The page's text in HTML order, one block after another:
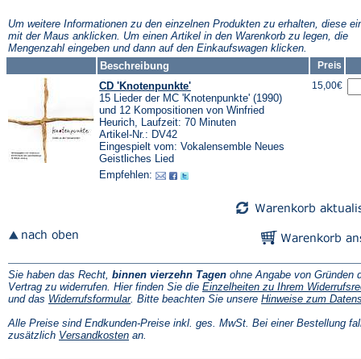
Um weitere Informationen zu den einzelnen Produkten zu erhalten, diese
mit der Maus anklicken. Um einen Artikel in den Warenkorb zu legen, die
Mengenzahl eingeben und dann auf den Einkaufswagen klicken.
Beschreibung
Preis
CD 'Knotenpunkte'
15 Lieder der MC 'Knotenpunkte' (1990)
und 12 Kompositionen von Winfried
Heurich, Laufzeit: 70 Minuten
Artikel-Nr.: DV42
Eingespielt vom: Vokalensemble Neues
Geistliches Lied
Empfehlen:
15,00€
Sie haben das Recht, binnen vierzehn Tagen ohne Angabe von Gründen
Vertrag zu widerrufen. Hier finden Sie die Einzelheiten zu Ihrem
und das Widerrufsformular(Öffnet
einem
neuen
. Bitte beachten Sie unsere Hinweise zum
Alle Preise sind Endkunden-Preise inkl. ges. MwSt. Bei einer Bestellung
zusätzlich Versandkosten(Öffnet
an.